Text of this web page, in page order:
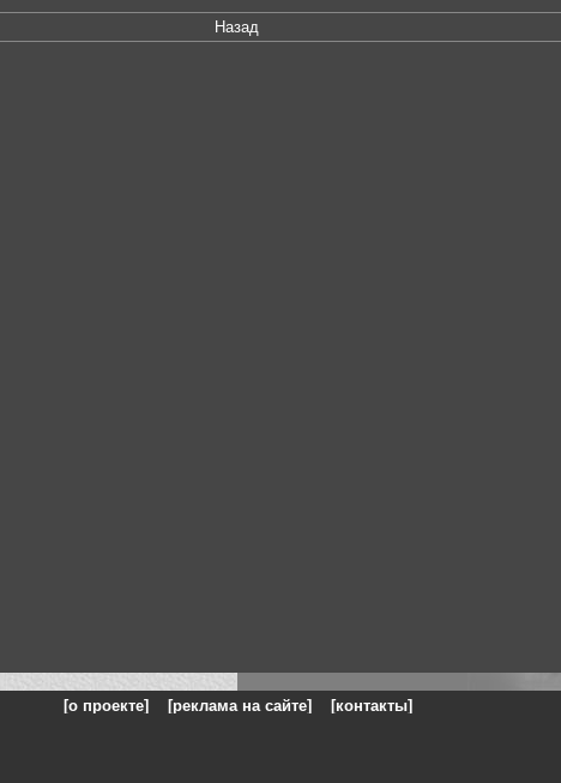
Назад
[о проекте] [реклама на сайте] [контакты]